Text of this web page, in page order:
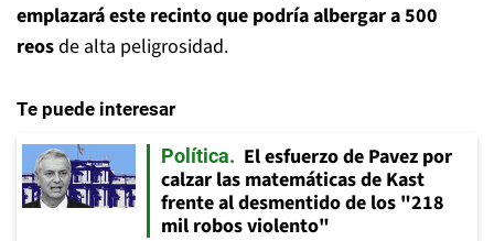
emplazará este recinto que podría albergar a 500
reosde alta peligrosidad.
Te puede interesar
Política
El esfuerzo de Pavez por
calzar las matemáticas de Kast
frente al desmentido de los "218
mil robos violento"